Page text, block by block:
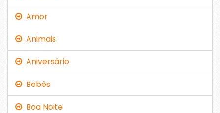
Amor
Animais
Aniversário
Bebês
Boa Noite